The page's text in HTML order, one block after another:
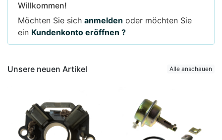
Willkommen!
Möchten Sie sich anmelden oder möchten Sie
ein Kundenkonto eröffnen ?
Unsere neuen Artikel Alle anschauen